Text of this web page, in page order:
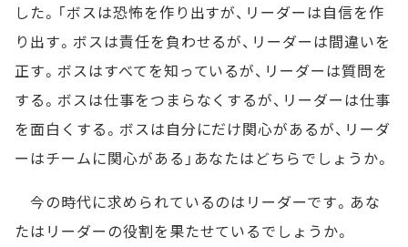
した。「ボスは恐怖を作り出すが、リーダーは自信を作
り出す。ボスは責任を負わせるが、リーダーは間違いを
正す。ボスはすべてを知っているが、リーダーは質問を
する。ボスは仕事をつまらなくするが、リーダーは仕事
を面白くする。ボスは自分にだけ関心があるが、リーダ
ーはチームに関心がある」あなたはどちらでしょうか。
今の時代に求められているのはリーダーです。あな
たはリーダーの役割を果たせているでしょうか。